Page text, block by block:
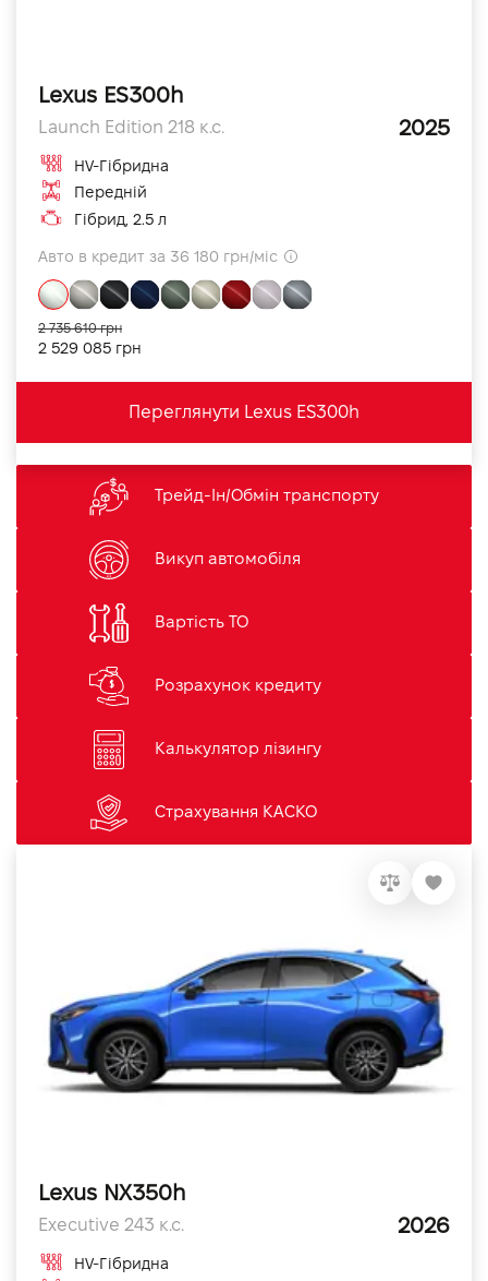
Lexus ES300h
Launch Edition 218 к.с. 2025
HV-Гібридна
Передній
Гібрид, 2.5 л
Авто в кредит за 36 180 грн/міс
2 529 085 грн
2 735 610 грн
Переглянути Lexus ES300h
Трейд-Ін/Обмін транспорту
Викуп автомобіля
Вартість ТО
Розрахунок кредиту
Калькулятор лізингу
Страхування КАСКО
Lexus NX350h
Executive 243 к.с. 2026
HV-Гібридна